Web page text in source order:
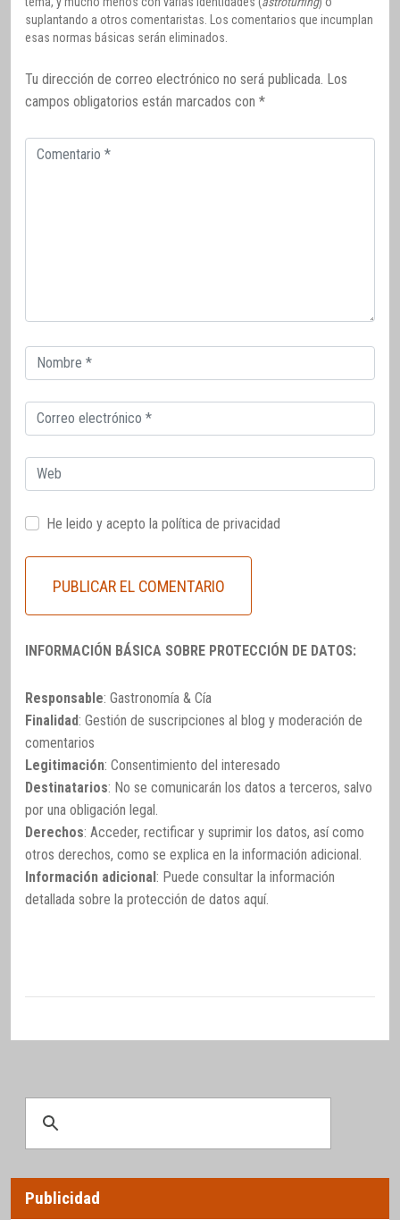
suplantando a otros comentaristas. Los comentarios que incumplan
esas normas básicas serán eliminados.
Tu dirección de correo electrónico no será publicada. Los
campos obligatorios están marcados con *
Comentario
Correo
electrónico
Correo
electrónico
Web
He leido y acepto la política de privacidad
INFORMACIÓN BÁSICA SOBRE PROTECCIÓN DE DATOS:
Responsable: Gastronomía & Cía
Finalidad: Gestión de suscripciones al blog y moderación de
comentarios
Legitimación: Consentimiento del interesado
Destinatarios: No se comunicarán los datos a terceros, salvo
por una obligación legal.
Derechos: Acceder, rectificar y suprimir los datos, así como
otros derechos, como se explica en la información adicional.
Información adicional: Puede consultar la información
detallada sobre la protección de datos aquí.
Publicidad